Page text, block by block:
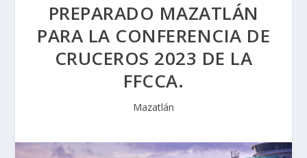
PREPARADO MAZATLÁN
PARA LA CONFERENCIA DE
CRUCEROS 2023 DE LA
FFCCA.
Mazatlán